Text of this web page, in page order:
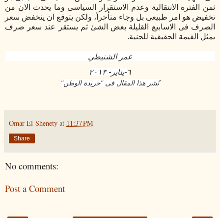
ثمن الفترة الانتقالية وعدم الاستقرار السياسى وما يحدث الان من
تخفيض هو امر طبيعى بل وجاء متأخراً، ولكن يتوقع ان ينخفض سعر
الصرف فى الاسابيع القليلة بعض الشئ ثم يستقر عند سعر صرف
يمثل القيمة الحقيقية للجنية.
عمر الشنيطي
٦-يناير- ٢٠١٣
نُشر هذا المقال فى "جريدة الوطن"
Omar El-Shenety at 11:37 PM
Share
No comments:
Post a Comment